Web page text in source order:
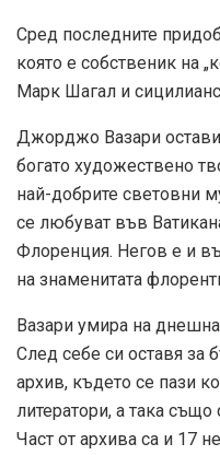
Сред последните
която е собственик на
Марк Шагал и
Джорджо Вазари
богато художествено
най-добрите световни
се любуват във
Флоренция. Негов е и
на знаменитата
Вазари умира на
След себе си оставя за
архив, където се пази
литератори, а така
Част от архива са и 17